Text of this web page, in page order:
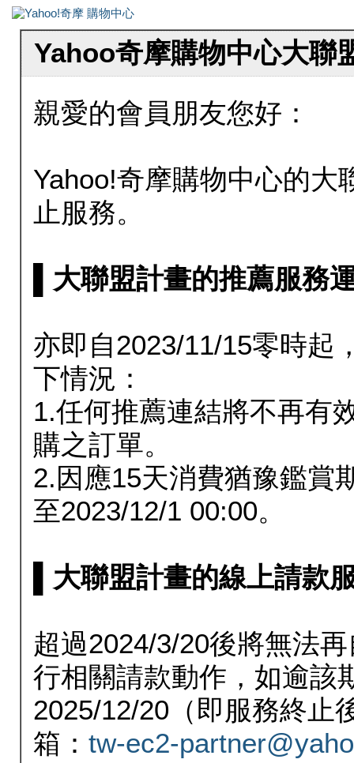
Yahoo奇摩購物中心大聯
親愛的會員朋友您好：
Yahoo!奇摩購物中心的大
止服務。
▌大聯盟計畫的推薦服務
亦即自2023/11/15零時起
下情況：
1.任何推薦連結將不再有
購之訂單。
2.因應15天消費猶豫鑑賞
至2023/12/1 00:00。
▌大聯盟計畫的線上請款
超過2024/3/20後將無法
行相關請款動作，如逾該
2025/12/20（即服務終止
箱： tw-ec2-